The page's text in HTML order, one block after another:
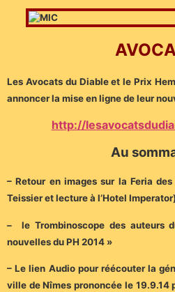
Les Avocats du Diable et le Prix
annoncer la mise en ligne de leur
http://
Au
– Retour en images sur la Feria
Teissier et lecture à l’Hotel
– le Trombinoscope des auteurs
nouvelles du PH 2014 »
– Le lien Audio pour réécouter la
ville de Nîmes prononcée le 19.9.14